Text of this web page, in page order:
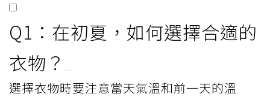
Q1：在初夏，如何選擇合適的
衣物？
選擇衣物時要注意當天氣溫和前一天的溫